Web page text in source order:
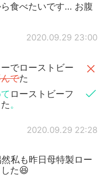
食べたいです… お腹
2020.09.29 23:00
でローストビー
でた
ローストビーフ
た。
2020.09.29 22:28
私も昨日母特製ロー
た😆